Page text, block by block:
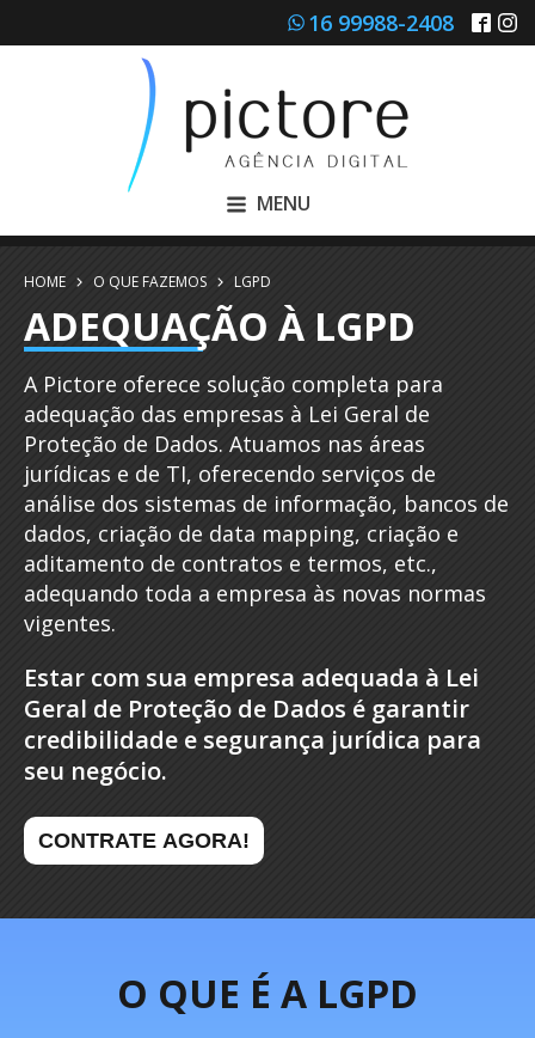
16 99988-2408
MENU
HOME O QUE FAZEMOS LGPD
ADEQUAÇÃO À LGPD
A Pictore oferece solução completa para
adequação das empresas à Lei Geral de
Proteção de Dados. Atuamos nas áreas
jurídicas e de TI, oferecendo serviços de
análise dos sistemas de informação, bancos de
dados, criação de data mapping, criação e
aditamento de contratos e termos, etc.,
adequando toda a empresa às novas normas
vigentes.
Estar com sua empresa adequada à Lei
Geral de Proteção de Dados é garantir
credibilidade e segurança jurídica para
seu negócio.
CONTRATE AGORA!
O QUE É A LGPD